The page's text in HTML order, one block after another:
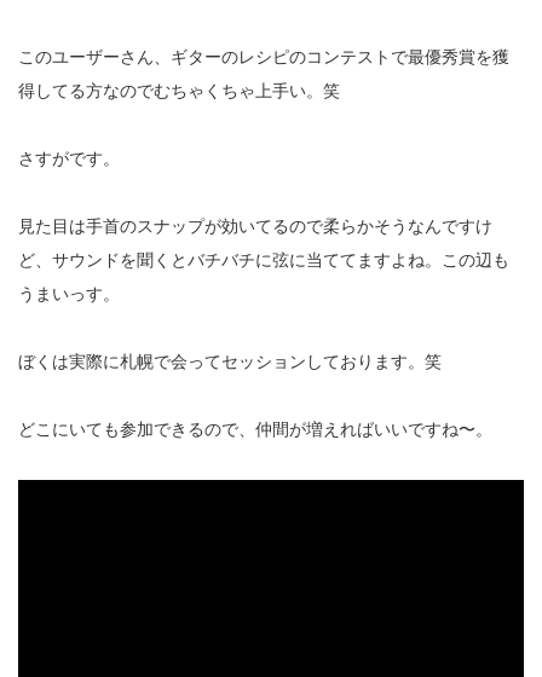
このユーザーさん、ギターのレシピのコンテストで最優秀賞を獲
得してる方なのでむちゃくちゃ上手い。笑
さすがです。
見た目は手首のスナップが効いてるので柔らかそうなんですけ
ど、サウンドを聞くとバチバチに弦に当ててますよね。この辺も
うまいっす。
ぼくは実際に札幌で会ってセッションしております。笑
どこにいても参加できるので、仲間が増えればいいですね〜。